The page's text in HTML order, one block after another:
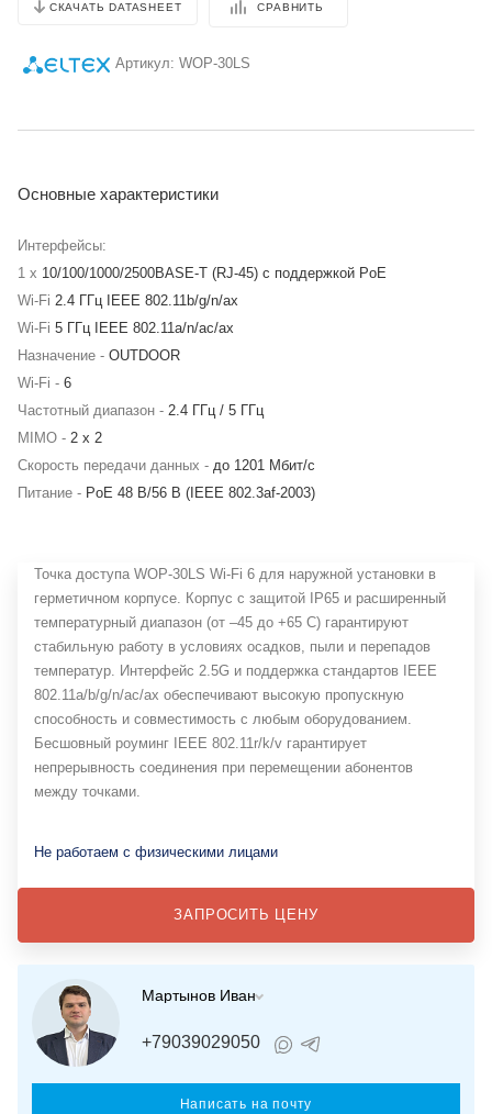
СКАЧАТЬ DATASHEET СРАВНИТЬ
Артикул: WOP-30LS
Основные характеристики
Интерфейсы:
1 x 10/100/1000/2500BASE-T (RJ-45) с поддержкой PoE
Wi-Fi 2.4 ГГц IEEE 802.11b/g/n/ax
Wi-Fi 5 ГГц IEEE 802.11a/n/ac/ax
Назначение - OUTDOOR
Wi-Fi - 6
Частотный диапазон - 2.4 ГГц / 5 ГГц
MIMO - 2 x 2
Скорость передачи данных - до 1201 Мбит/c
Питание - PoE 48 В/56 В (IEEE 802.3af-2003)
Точка доступа WOP‐30LS Wi‐Fi 6 для наружной установки в
герметичном корпусе. Корпус с защитой IP65 и расширенный
температурный диапазон (от –45 до +65 C) гарантируют
стабильную работу в условиях осадков, пыли и перепадов
температур. Интерфейс 2.5G и поддержка стандартов IEEE
802.11a/b/g/n/ac/ax обеспечивают высокую пропускную
способность и совместимость с любым оборудованием.
Бесшовный роуминг IEEE 802.11r/k/v гарантирует
непрерывность соединения при перемещении абонентов
между точками.
Не работаем с физическими лицами
ЗАПРОСИТЬ ЦЕНУ
Мартынов Иван
+79039029050
Написать на почту